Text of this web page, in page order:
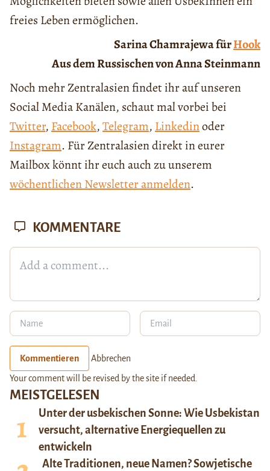
freies Leben ermöglichen.
Sarina Chamrajewa fürHook
Aus dem Russischen von Anna Steinmann
Noch mehr Zentralasien findet ihr auf unseren
Social Media Kanälen, schaut mal vorbei bei
Twitter, Facebook,Telegram, Linkedinoder
Instagram. Für Zentralasien direkt in eurer
Mailbox könnt ihr euch auch zu unserem
wöchentlichen Newsletter anmelden.
MEISTGELESEN
Unter der usbekischen Sonne: Wie Usbekistan
versucht, alternative Energiequellen zu
entwickeln
Alte Traditionen, neue Namen? Sowjetische
KOMMENTARE
Kommentieren Abbrechen
Your comment will be revised by the site if needed.